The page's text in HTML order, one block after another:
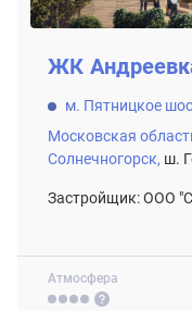
Атмосфера
ЖК
м. Пятницкое
Московская
Солнечногорск, ш.
Застройщик: ООО